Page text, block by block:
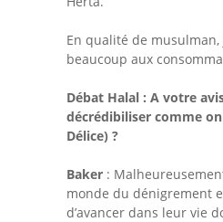
En qualité de
beaucoup aux
Débat Halal : A votre
décrédibiliser comme on
Délice) ?
Baker :
monde du dénigrement
d’avancer dans leur vie